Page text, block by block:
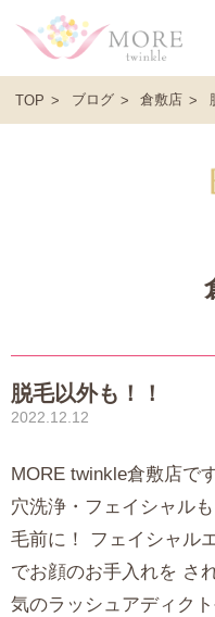
TOP ブログ 倉敷店
脱毛以外も！！
2022.12.12
MORE twinkle倉敷店で
穴洗浄・フェイシャル
毛前に！ フェイシャル
でお顔のお手入れを さ
気のラッシュアディク